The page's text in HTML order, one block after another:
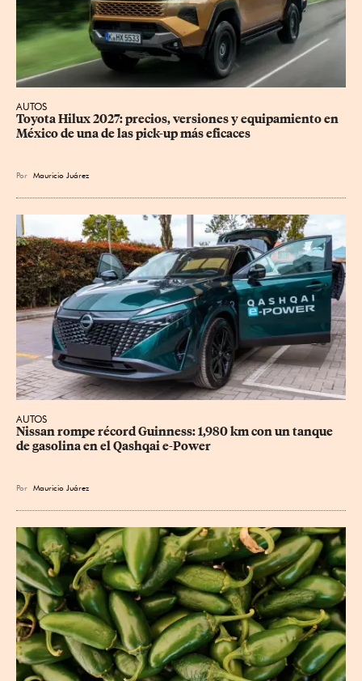
AUTOS
Toyota Hilux 2027: precios, versiones y equipamiento en
México de una de las pick-up más eficaces
Por Mauricio Juárez
AUTOS
Nissan rompe récord Guinness: 1,980 km con un tanque
de gasolina en el Qashqai e-Power
Por Mauricio Juárez